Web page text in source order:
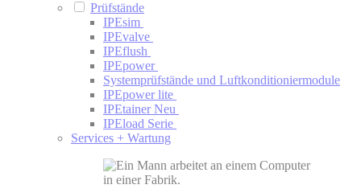
Prüfstände
IPEsim
IPEvalve
IPEflush
IPEpower
System­prüfstände und Luftkonditionier­module
IPEpower lite
IPEtainer Neu
IPEload Serie
Services + Wartung